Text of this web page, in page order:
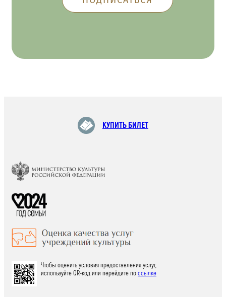
КУПИТЬ БИЛЕТ
Чтобы оценить условия предоставления услуг,
используйте QR-код или перейдите поссылке